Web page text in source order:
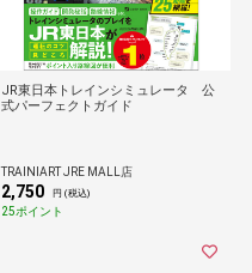
JR東日本トレインシミュレータ 公
式パーフェクトガイド
TRAINIART JRE MALL店
2,750 円 (税込)
25ポイント